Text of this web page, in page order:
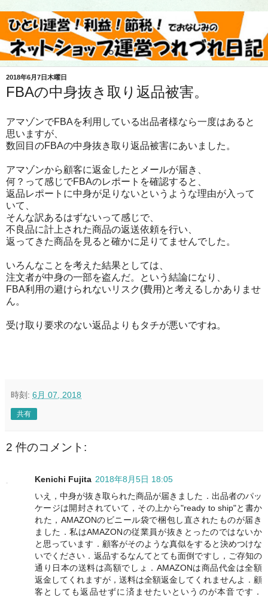
2018年6月7日木曜日
FBAの中身抜き取り返品被害。
アマゾンでFBAを利用している出品者様なら一度はあると
思いますが、
数回目のFBAの中身抜き取り返品被害にあいました。
アマゾンから顧客に返金したとメールが届き、
何？って感じでFBAのレポートを確認すると、
返品レポートに中身が足りないというような理由が入って
いて、
そんな訳あるはずないって感じで、
不良品に計上された商品の返送依頼を行い、
返ってきた商品を見ると確かに足りてませんでした。
いろんなことを考えた結果としては、
注文者が中身の一部を盗んだ。という結論になり、
FBA利用の避けられないリスク(費用)と考えるしかありませ
ん。
受け取り要求のない返品よりもタチが悪いですね。
時刻: 6月 07, 2018
共有
2 件のコメント:
Kenichi Fujita 2018年8月5日 18:05
いえ，中身が抜き取られた商品が届きました．出品者のパッ
ケージは開封されていて，その上から"ready to ship"と書か
れた，AMAZONのビニール袋で梱包し直されたものが届き
ました．私はAMAZONの従業員が抜きとったのではないか
と思っています．顧客がそのような真似をすると決めつけな
いでください．返品するなんてとても面倒ですし，ご存知の
通り日本の送料は高額でしょ．AMAZONは商品代金は全額
返金してくれますが，送料は全額返金してくれませんよ．顧
客としても返品せずに済ませたいというのが本音です．